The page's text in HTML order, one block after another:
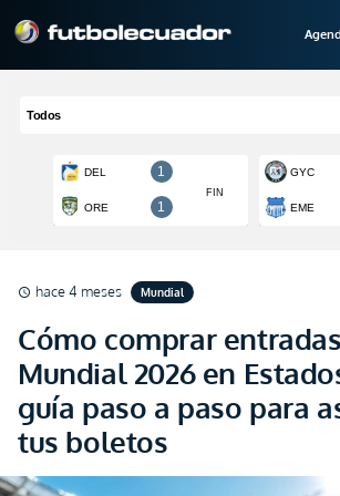
schedule hace 4 meses Mundial
Cómo comprar
Mundial 2026 en
guía paso a paso para
tus boletos